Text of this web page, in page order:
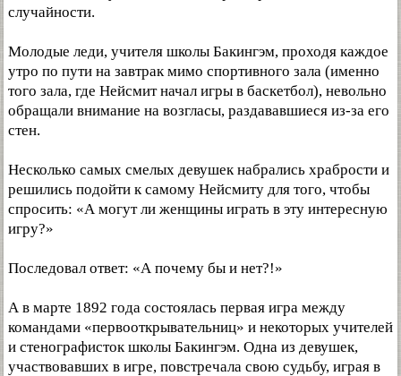
случайности.
Молодые леди, учителя школы Бакингэм, проходя каждое
утро по пути на завтрак мимо спортивного зала (именно
того зала, где Нейсмит начал игры в баскетбол), невольно
обращали внимание на возгласы, раздававшиеся из-за его
стен.
Несколько самых смелых девушек набрались храбрости и
решились подойти к самому Нейсмиту для того, чтобы
спросить: «А могут ли женщины играть в эту интересную
игру?»
Последовал ответ: «А почему бы и нет?!»
А в марте 1892 года состоялась первая игра между
командами «первооткрывательниц» и некоторых учителей
и стенографисток школы Бакингэм. Одна из девушек,
участвовавших в игре, повстречала свою судьбу, играя в